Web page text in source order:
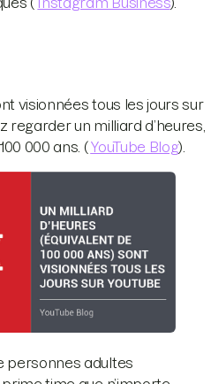
visionnées tous les jours sur
regarder un milliard d’heures,
000 ans. (YouTube Blog).
personnes adultes